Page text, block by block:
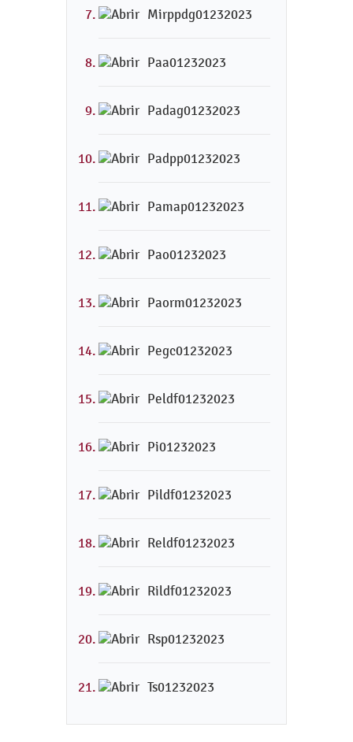
Mirppdg01232023
Paa01232023
Padag01232023
Padpp01232023
Pamap01232023
Pao01232023
Paorm01232023
Pegc01232023
Peldf01232023
Pi01232023
Pildf01232023
Reldf01232023
Rildf01232023
Rsp01232023
Ts01232023